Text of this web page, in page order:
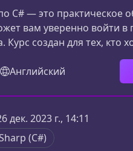
C# — это практическое
вам уверенно войти
Курс создан для тех, кто
укрепить уже имеющиеся
профессиональной
реальные
мастер-курсОбучение
освоить
и углубить
Английский
дек. 2023 г., 14:11
(C#)